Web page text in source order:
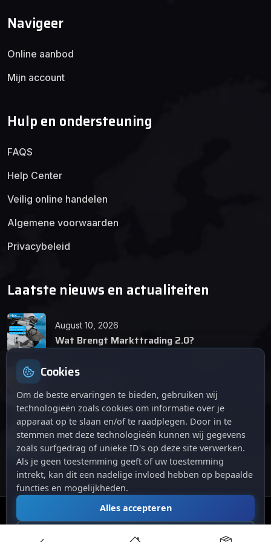
Navigeer
Online aanbod
Mijn account
Hulp en ondersteuning
FAQS
Help Center
Veilig online handelen
Algemene voorwaarden
Privacybeleid
Laatste nieuws en actualiteiten
August 10, 2026
Wat Brengt Markttrading 2.0?
June 24, 2026
Tips en Tricks
April 12, 2026
De opkomst van Markttrading 2.0: Een
revolutie in online handelen.
Markttrading. Alle rechten voorbehouden.
Cookies
Om de beste ervaringen te bieden, gebruiken wij
technologieën zoals cookies om informatie over je
apparaat op te slaan en/of te raadplegen. Door in te
stemmen met deze technologieën kunnen wij gegevens
zoals surfgedrag of unieke ID's op deze site verwerken.
Als je geen toestemming geeft of uw toestemming
intrekt, kan dit een nadelige invloed hebben op bepaalde
functies en mogelijkheden.
Alles accepteren
Alles afwijzen